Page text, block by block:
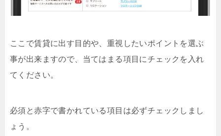
ここで賃貸に出す目的や、重視したいポイントを選ぶ
事が出来ますので、当てはまる項目にチェックを入れ
てください。
必須と赤字で書かれている項目は必ずチェックしまし
ょう。